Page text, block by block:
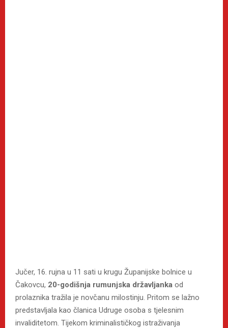
Jučer, 16. rujna u 11 sati u krugu Županijske bolnice u
Čakovcu, 20-godišnja rumunjska državljanka od
prolaznika tražila je novčanu milostinju. Pritom se lažno
predstavljala kao članica Udruge osoba s tjelesnim
invaliditetom. Tijekom kriminalističkog istraživanja